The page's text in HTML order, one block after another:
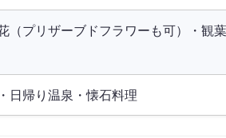
（プリザーブドフラワーも可）・観葉
日帰り温泉・懐石料理